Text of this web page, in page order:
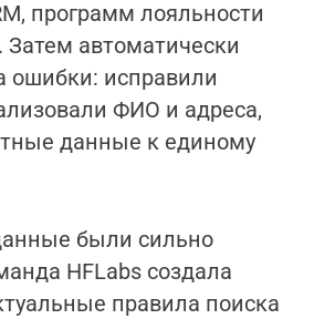
программ лояльности
автоматически
ошибки: исправили
ФИО и адреса,
данные к единому
были сильно
HFLabs создала
правила поиска